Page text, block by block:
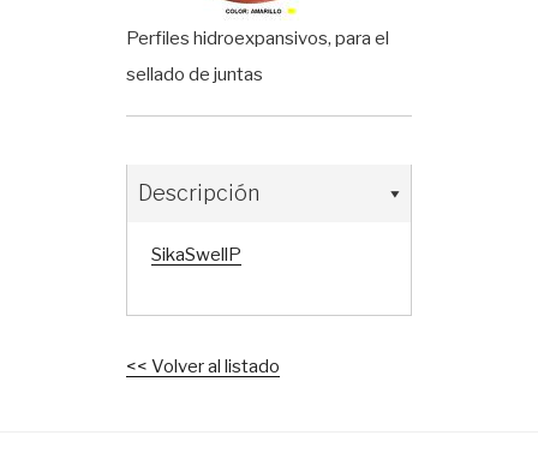
Perfiles hidroexpansivos, para el
sellado de juntas
Descripción
SikaSwellP
<< Volver al listado